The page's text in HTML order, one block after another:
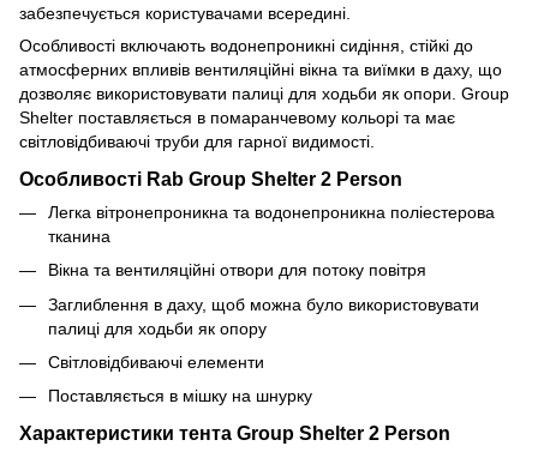
забезпечується користувачами всередині.
Особливості включають водонепроникні сидіння, стійкі до
атмосферних впливів вентиляційні вікна та виїмки в даху, що
дозволяє використовувати палиці для ходьби як опори. Group
Shelter поставляється в помаранчевому кольорі та має
світловідбиваючі труби для гарної видимості.
Особливості Rab Group Shelter 2 Person
Легка вітронепроникна та водонепроникна поліестерова
тканина
Вікна та вентиляційні отвори для потоку повітря
Заглиблення в даху, щоб можна було використовувати
палиці для ходьби як опору
Світловідбиваючі елементи
Поставляється в мішку на шнурку
Характеристики тента Group Shelter 2 Person